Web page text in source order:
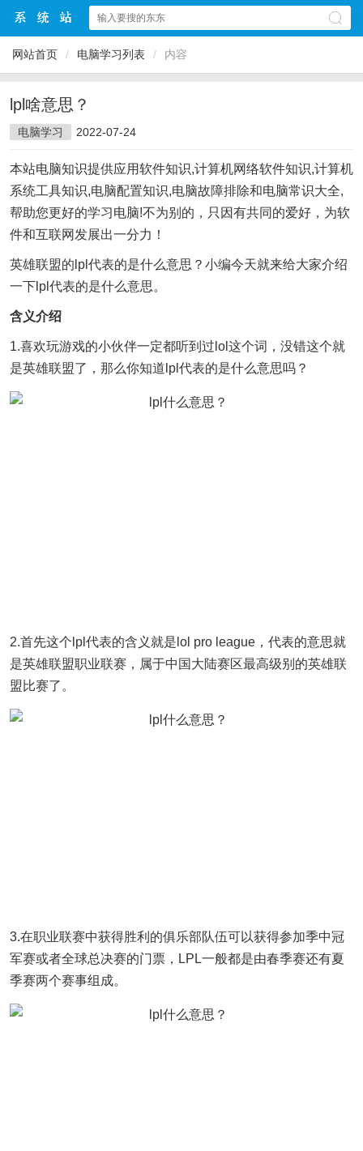
网站首页 / 电脑学习列表 / 内容
lpl啥意思？
电脑学习 2022-07-24
本站电脑知识提供应用软件知识,计算机网络软件知识,计算机
系统工具知识,电脑配置知识,电脑故障排除和电脑常识大全,
帮助您更好的学习电脑!不为别的，只因有共同的爱好，为软
件和互联网发展出一分力！
英雄联盟的lpl代表的是什么意思？小编今天就来给大家介绍
一下lpl代表的是什么意思。
含义介绍
1.喜欢玩游戏的小伙伴一定都听到过lol这个词，没错这个就
是英雄联盟了，那么你知道lpl代表的是什么意思吗？
2.首先这个lpl代表的含义就是lol pro league，代表的意思就
是英雄联盟职业联赛，属于中国大陆赛区最高级别的英雄联
盟比赛了。
3.在职业联赛中获得胜利的俱乐部队伍可以获得参加季中冠
军赛或者全球总决赛的门票，LPL一般都是由春季赛还有夏
季赛两个赛事组成。